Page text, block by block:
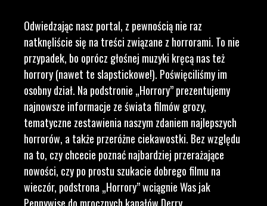
Odwiedzając nasz portal, z pewnością nie raz
natknęliście się na treści związane z horrorami. To nie
przypadek, bo oprócz głośnej muzyki kręcą nas też
horrory (nawet te slapstickowe!). Poświęciliśmy im
osobny dział. Na podstronie „Horrory” prezentujemy
najnowsze informacje ze świata filmów grozy,
tematyczne zestawienia naszym zdaniem najlepszych
horrorów, a także przeróżne ciekawostki. Bez względu
na to, czy chcecie poznać najbardziej przerażające
nowości, czy po prostu szukacie dobrego filmu na
wieczór, podstrona „Horrory” wciągnie Was jak
Pennywise do mrocznych kanałów Derry.